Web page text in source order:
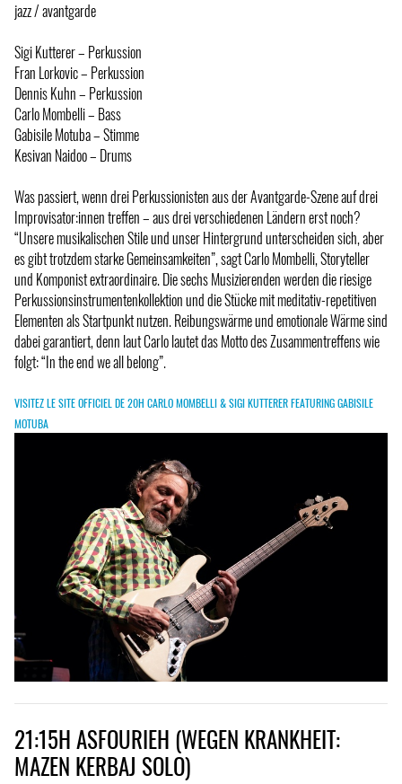
jazz / avantgarde
Sigi Kutterer – Perkussion
Fran Lorkovic – Perkussion
Dennis Kuhn – Perkussion
Carlo Mombelli – Bass
Gabisile Motuba – Stimme
Kesivan Naidoo – Drums
Was passiert, wenn drei Perkussionisten aus der Avantgarde-Szene auf drei
Improvisator:innen treffen – aus drei verschiedenen Ländern erst noch?
“Unsere musikalischen Stile und unser Hintergrund unterscheiden sich, aber
es gibt trotzdem starke Gemeinsamkeiten”, sagt Carlo Mombelli, Storyteller
und Komponist extraordinaire. Die sechs Musizierenden werden die riesige
Perkussionsinstrumentenkollektion und die Stücke mit meditativ-repetitiven
Elementen als Startpunkt nutzen. Reibungswärme und emotionale Wärme sind
dabei garantiert, denn laut Carlo lautet das Motto des Zusammentreffens wie
folgt: “In the end we all belong”.
VISITEZ LE SITE OFFICIEL DE 20H CARLO MOMBELLI & SIGI KUTTERER FEATURING GABISILE
MOTUBA
21:15H ASFOURIEH (WEGEN KRANKHEIT:
MAZEN KERBAJ SOLO)